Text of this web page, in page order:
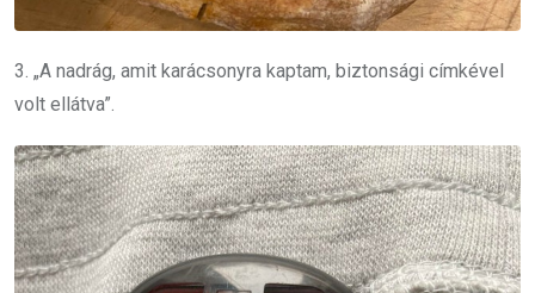
3. „A nadrág, amit karácsonyra kaptam, biztonsági címkével
volt ellátva”.